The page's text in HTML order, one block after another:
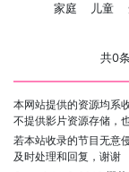
家庭
儿童
共0
本网站提供的资源均系
不提供影片资源存储，
若本站收录的节目无意
及时处理和回复，谢谢